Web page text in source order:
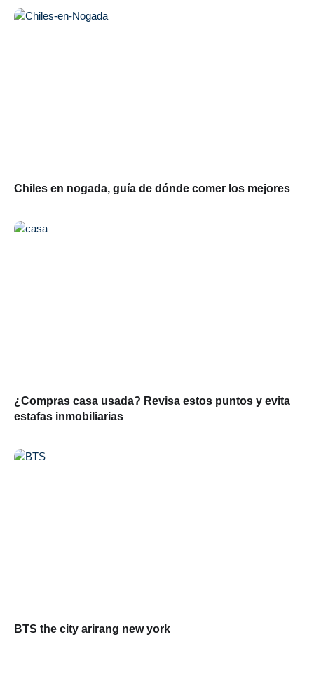
Chiles en nogada, guía de dónde comer los mejores
¿Compras casa usada? Revisa estos puntos y evita
estafas inmobiliarias
BTS the city arirang new york